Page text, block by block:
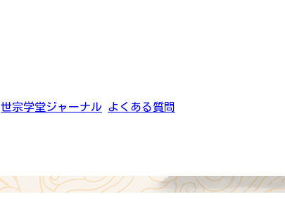
世宗学堂ジャーナル よくある質問